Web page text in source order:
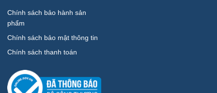
Chính sách bảo hành sản
phẩm
Chính sách bảo mật thông tin
Chính sách thanh toán